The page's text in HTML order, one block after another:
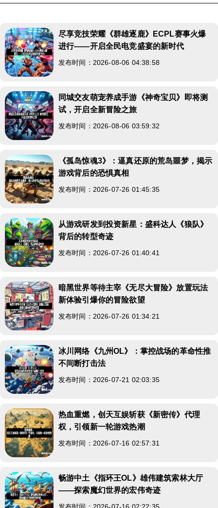
尽享竞技荣耀《群雄逐鹿》ECPL赛事火爆
进行——开启全民电竞盛宴的新时代
发布时间：2026-08-06 04:38:58
同城交友萌宠养成手游《神奇宝贝》即将测
试，开启全新冒险之旅
发布时间：2026-08-06 03:59:32
《孤岛惊魂3》：逼真还原的荒岛噩梦，揭示
游戏背后的恐惧真相
发布时间：2026-07-26 01:45:35
从游戏研发到投资新星：盛科达人《狼队》
背后的转型奇迹
发布时间：2026-07-26 01:40:41
暗黑世界等待主宰《无尽大冒险》放置玩法
新体验引爆你的冒险欲望
发布时间：2026-07-26 01:34:21
冰川网络《九州OL》：掌控战场的革命性推
不间断打击法
发布时间：2026-07-21 02:03:35
热血重燃，创天互娱斩获《新密传》代理
权，引领新一轮游戏热潮
发布时间：2026-07-16 02:57:31
畅游中土《指环王OL》雄伟建筑索林大厅
——探索魔幻世界的宏伟奇迹